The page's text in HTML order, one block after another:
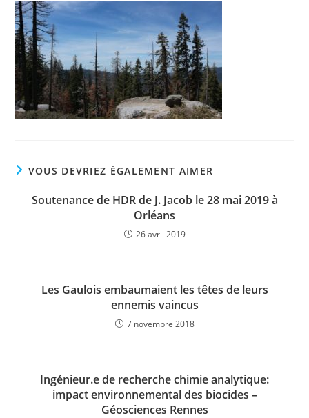
VOUS DEVRIEZ ÉGALEMENT AIMER
Soutenance de HDR de J. Jacob le 28 mai 2019 à
Orléans
26 avril 2019
Les Gaulois embaumaient les têtes de leurs
ennemis vaincus
7 novembre 2018
Ingénieur.e de recherche chimie analytique:
impact environnemental des biocides –
Géosciences Rennes